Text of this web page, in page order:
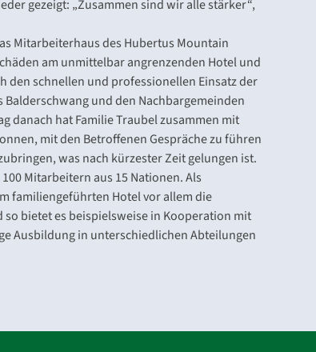
gezeigt: „Zusammen sind wir alle stärker“,
Mitarbeiterhaus des Hubertus Mountain
am unmittelbar angrenzenden Hotel und
den schnellen und professionellen Einsatz der
und den Nachbargemeinden
danach hat Familie Traubel zusammen mit
mit den Betroffenen Gespräche zu führen
was nach kürzester Zeit gelungen ist.
Mitarbeitern aus 15 Nationen. Als
familiengeführten Hotel vor allem die
bietet es beispielsweise in Kooperation mit
Ausbildung in unterschiedlichen Abteilungen